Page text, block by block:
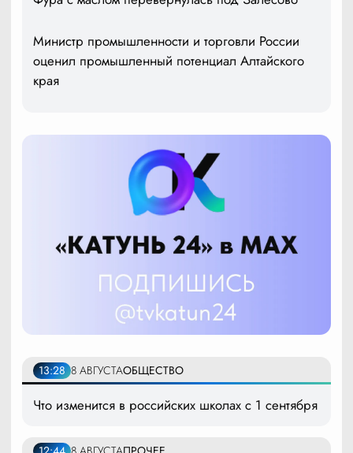
Министр промышленности и торговли России
оценил промышленный потенциал Алтайского
края
13:28 8 АВГУСТАОБЩЕСТВО
Что изменится в российских школах с 1 сентября